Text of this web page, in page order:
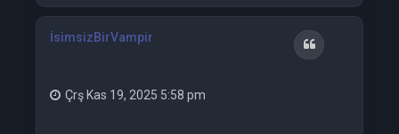
İsimsizBirVampir Alıntı
Çrş Kas 19, 2025 5:58 pm